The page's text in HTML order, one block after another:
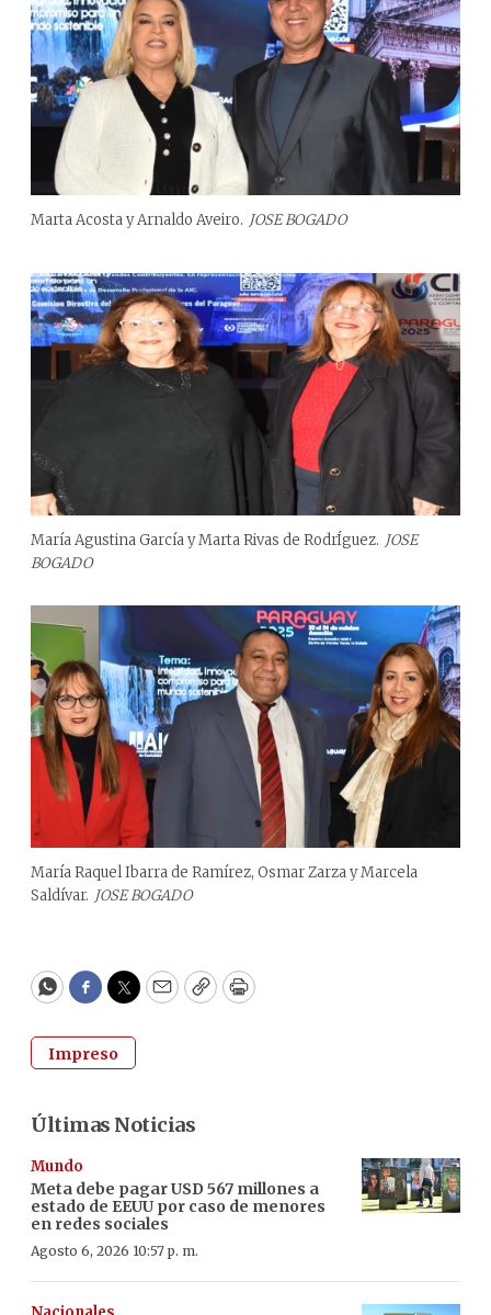
Marta Acosta y Arnaldo Aveiro. JOSE BOGADO
María Agustina García y Marta Rivas de RodrÍguez. JOSE
BOGADO
María Raquel Ibarra de Ramírez, Osmar Zarza y Marcela
Saldívar. JOSE BOGADO
WhatsApp
Facebook
Twitter
EmailCopyPrint
Impreso
Últimas Noticias
Mundo
Meta debe pagar USD 567 millones a
estado de EEUU por caso de menores
en redes sociales
Agosto 6, 2026 10:57 p. m.